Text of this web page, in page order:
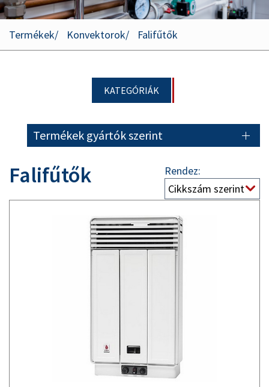
Termékek Konvektorok Falifűtők
KATEGÓRIÁK
Termékek gyártók szerint
Falifűtők Rendez: